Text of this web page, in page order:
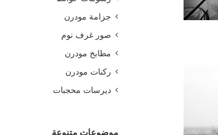
جزامة مودرن
صور غرف نوم
مطابخ مودرن
ركنات مودرن
ديرسات محجبات
موضوعات متنوعة